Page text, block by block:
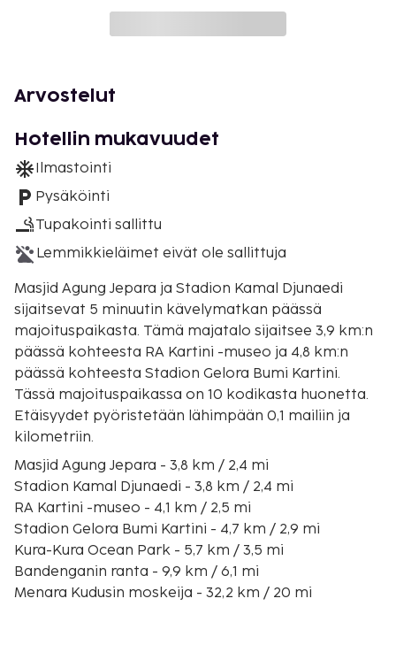
Arvostelut
Hotellin mukavuudet
Ilmastointi
Pysäköinti
Tupakointi sallittu
Lemmikkieläimet eivät ole sallittuja
Masjid Agung Jepara ja Stadion Kamal Djunaedi
sijaitsevat 5 minuutin kävelymatkan päässä
majoituspaikasta. Tämä majatalo sijaitsee 3,9 km:n
päässä kohteesta RA Kartini -museo ja 4,8 km:n
päässä kohteesta Stadion Gelora Bumi Kartini.
Tässä majoituspaikassa on 10 kodikasta huonetta.
Etäisyydet pyöristetään lähimpään 0,1 mailiin ja
kilometriin.
Masjid Agung Jepara - 3,8 km / 2,4 mi
Stadion Kamal Djunaedi - 3,8 km / 2,4 mi
RA Kartini -museo - 4,1 km / 2,5 mi
Stadion Gelora Bumi Kartini - 4,7 km / 2,9 mi
Kura-Kura Ocean Park - 5,7 km / 3,5 mi
Bandenganin ranta - 9,9 km / 6,1 mi
Menara Kudusin moskeija - 32,2 km / 20 mi